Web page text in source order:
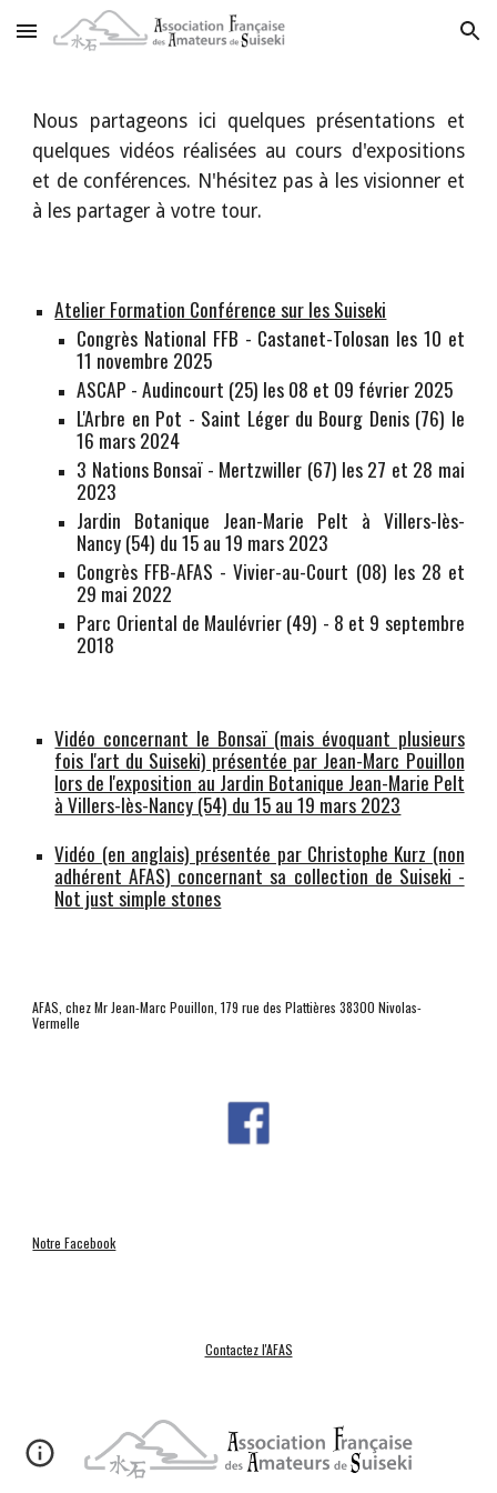
Skip to main content Skip to navigation
Nous partageons ici quelques présentations et
quelques vidéos réalisées au cours d'expositions
et de conférences. N'hésitez pas à les visionner et
à les partager à votre tour.
Atelier Formation Conférence sur les Suiseki
Congrès National FFB - Castanet-Tolosan les 10 et
11 novembre 2025
ASCAP - Audincourt (25) les 08 et 09 février 2025
L'Arbre en Pot - Saint Léger du Bourg Denis (76) le
16 mars2024
3 Nations Bonsaï- Mertzwiller (67) les 27 et 28 mai
2023
Jardin Botanique Jean-Marie Pelt à Villers-lès-
Nancy (54) du 15 au 19 mars 2023
Congrès FFB-AFAS - Vivier-au-Court (08) les 28 et
29 mai 2022
Parc Oriental de Maulévrier (49) - 8 et 9 septembre
2018
Vidéo concernant le Bonsaï (mais évoquant plusieurs
fois l'art du Suiseki) présentée par Jean-Marc Pouillon
lors de l'exposition au Jardin Botanique Jean-Marie Pelt
à Villers-lès-Nancy (54) du 15 au 19 mars 2023
Vidéo (en anglais) présentée par Christophe Kurz (non
adhérent AFAS) concernant sa collection de Suiseki -
Not just simple stones
AFAS, chez Mr Jean-Marc Pouillon, 179 rue des Plattières 38300 Nivolas-
Vermelle
Notre Facebook
Contactez l'AFAS